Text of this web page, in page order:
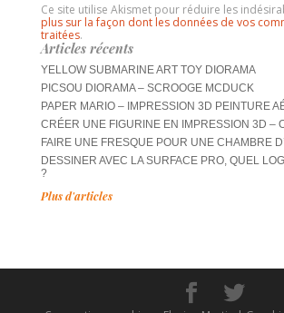
Ce site utilise Akismet pour réduire les
plus sur la façon dont les données de vos
traitées.
Articles récents
YELLOW SUBMARINE ART TOY DIORAMA
PICSOU DIORAMA – SCROOGE MCDUCK
PAPER MARIO – IMPRESSION 3D PEINTURE
CRÉER UNE FIGURINE EN IMPRESSION 3D –
FAIRE UNE FRESQUE POUR UNE CHAMBRE
DESSINER AVEC LA SURFACE PRO, QUEL
?
Plus d'articles